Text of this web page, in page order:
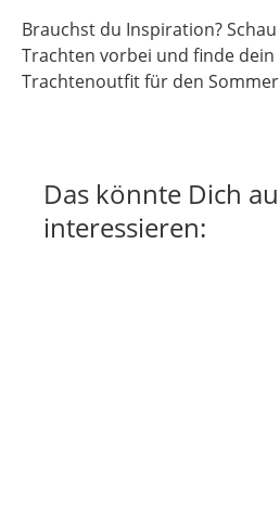
Brauchst du Inspiration? Schau
Trachten vorbei und finde dein
Trachtenoutfit für den
Das könnte Dich
interessieren: